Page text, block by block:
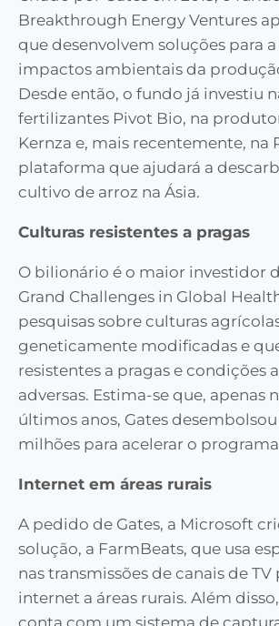
Breakthrough Energy Ventures
que desenvolvem soluções para
impactos ambientais da
Desde então, o fundo já investiu
fertilizantes Pivot Bio, na
Kernza e, mais recentemente, na
plataforma que ajudará a
cultivo de arroz na Ásia.
Culturas resistentes a pragas
O bilionário é o maior investidor
Grand Challenges in Global
pesquisas sobre culturas
geneticamente modificadas e
resistentes a pragas e condições
adversas. Estima-se que, apenas
últimos anos, Gates desembolsou
milhões para acelerar o
Internet em áreas rurais
A pedido de Gates, a Microsoft
solução, a FarmBeats, que usa
nas transmissões de canais de
internet a áreas rurais. Além